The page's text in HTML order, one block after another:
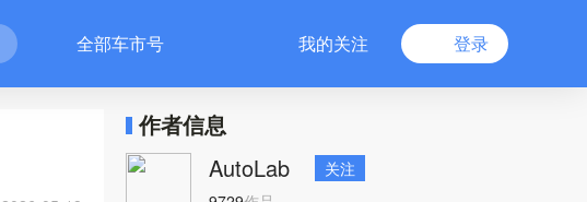
全部车市号 我的关注 登录
作者信息
AutoLab
关注